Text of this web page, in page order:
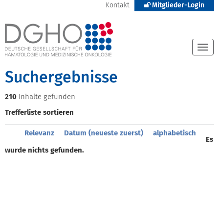
Kontakt Mitglieder-Login
Suchergebnisse
210 Inhalte gefunden
Trefferliste sortieren
Relevanz Datum (neueste zuerst)
alphabetisch
Es
wurde nichts gefunden.